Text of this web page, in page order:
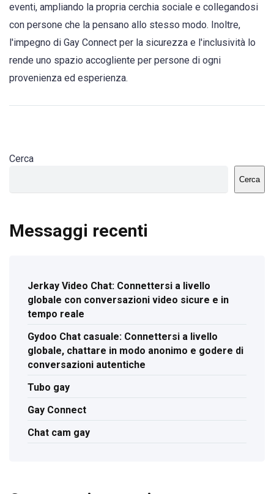
eventi, ampliando la propria cerchia sociale e collegandosi
con persone che la pensano allo stesso modo. Inoltre,
l'impegno di Gay Connect per la sicurezza e l'inclusività lo
rende uno spazio accogliente per persone di ogni
provenienza ed esperienza.
Cerca
Cerca
Messaggi recenti
Jerkay Video Chat: Connettersi a livello
globale con conversazioni video sicure e in
tempo reale
Gydoo Chat casuale: Connettersi a livello
globale, chattare in modo anonimo e godere di
conversazioni autentiche
Tubo gay
Gay Connect
Chat cam gay